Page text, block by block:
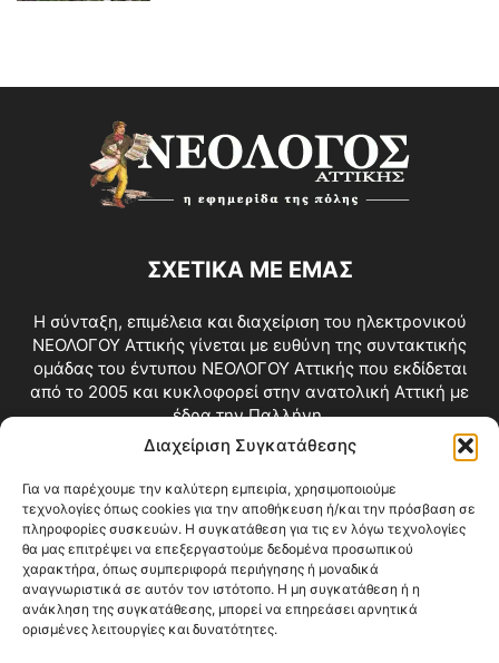
Διαχείριση Συγκατάθεσης
Για να παρέχουμε την καλύτερη εμπειρία, χρησιμοποιούμε
τεχνολογίες όπως cookies για την αποθήκευση ή/και την πρόσβαση σε
πληροφορίες συσκευών. Η συγκατάθεση για τις εν λόγω τεχνολογίες
θα μας επιτρέψει να επεξεργαστούμε δεδομένα προσωπικού
χαρακτήρα, όπως συμπεριφορά περιήγησης ή μοναδικά
αναγνωριστικά σε αυτόν τον ιστότοπο. Η μη συγκατάθεση ή η
ανάκληση της συγκατάθεσης, μπορεί να επηρεάσει αρνητικά
ορισμένες λειτουργίες και δυνατότητες.
ΣΧΕΤΙΚΑ ΜΕ ΕΜΑΣ
Η σύνταξη, επιμέλεια και διαχείριση του ηλεκτρονικού
ΝΕΟΛΟΓΟΥ Αττικής γίνεται με ευθύνη της συντακτικής
ομάδας του έντυπου ΝΕΟΛΟΓΟΥ Αττικής που εκδίδεται
από το 2005 και κυκλοφορεί στην ανατολική Αττική με
έδρα την Παλλήνη.
Επικοινωνία:info@neologosattikis.gr
ΑΚΟΛΟΥΘΗΣΕ ΜΑΣ